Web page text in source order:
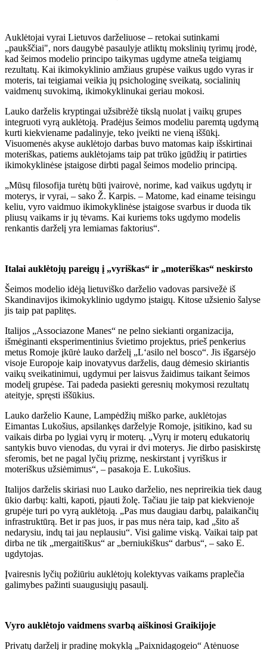
Auklėtojai vyrai Lietuvos darželiuose – retokai sutinkami
„paukščiai", nors daugybė pasaulyje atliktų mokslinių tyrimų įrodė,
kad šeimos modelio principo taikymas ugdyme atneša teigiamų
rezultatų. Kai ikimokyklinio amžiaus grupėse vaikus ugdo vyras ir
moteris, tai teigiamai veikia jų psichologinę sveikatą, socialinių
vaidmenų suvokimą, ikimokyklinukai geriau mokosi.
Lauko darželis kryptingai užsibrėžė tikslą nuolat į vaikų grupes
integruoti vyrą auklėtoją. Pradėjus šeimos modeliu paremtą ugdymą
kurti kiekviename padalinyje, teko įveikti ne vieną iššūkį.
Visuomenės akyse auklėtojo darbas buvo matomas kaip išskirtinai
moteriškas, patiems auklėtojams taip pat trūko įgūdžių ir patirties
ikimokyklinėse įstaigose dirbti pagal šeimos modelio principą.
„Mūsų filosofija turėtų būti įvairovė, norime, kad vaikus ugdytų ir
moterys, ir vyrai, – sako Ž. Karpis. – Matome, kad einame teisingu
keliu, vyro vaidmuo ikimokyklinėse įstaigose svarbus ir duoda tik
pliusų vaikams ir jų tėvams. Kai kuriems toks ugdymo modelis
renkantis darželį yra lemiamas faktorius“.
Italai auklėtojų pareigų į „vyriškas“ ir „moteriškas“ neskirsto
Šeimos modelio idėją lietuviško darželio vadovas parsivežė iš
Skandinavijos ikimokyklinio ugdymo įstaigų. Kitose užsienio šalyse
jis taip pat paplitęs.
Italijos „Associazone Manes“ ne pelno siekianti organizacija,
išmėginanti eksperimentinius švietimo projektus, prieš penkerius
metus Romoje įkūrė lauko darželį „L‘asilo nel bosco“. Jis išgarsėjo
visoje Europoje kaip inovatyvus darželis, daug dėmesio skiriantis
vaikų sveikatinimui, ugdymui per laisvus žaidimus taikant šeimos
modelį grupėse. Tai padeda pasiekti geresnių mokymosi rezultatų
ateityje, spręsti iššūkius.
Lauko darželio Kaune, Lampėdžių miško parke, auklėtojas
Eimantas Lukošius, apsilankęs darželyje Romoje, įsitikino, kad su
vaikais dirba po lygiai vyrų ir moterų. „Vyrų ir moterų edukatorių
santykis buvo vienodas, du vyrai ir dvi moterys. Jie dirbo pasiskirstę
sferomis, bet ne pagal lyčių prizmę, neskirstant į vyriškus ir
moteriškus užsiėmimus“, – pasakoja E. Lukošius.
Italijos darželis skiriasi nuo Lauko darželio, nes neprireikia tiek daug
ūkio darbų: kalti, kapoti, pjauti žolę. Tačiau jie taip pat kiekvienoje
grupėje turi po vyrą auklėtoją. „Pas mus daugiau darbų, palaikančių
infrastruktūrą. Bet ir pas juos, ir pas mus nėra taip, kad „šito aš
nedarysiu, indų tai jau neplausiu“. Visi galime viską. Vaikai taip pat
dirba ne tik „mergaitiškus“ ar „berniukiškus“ darbus“, – sako E.
ugdytojas.
Įvairesnis lyčių požiūriu auklėtojų kolektyvas vaikams praplečia
galimybes pažinti suaugusiųjų pasaulį.
Vyro auklėtojo vaidmens svarbą aiškinosi Graikijoje
Privatų darželį ir pradinę mokyklą „Paixnidagogeio“ Atėnuose